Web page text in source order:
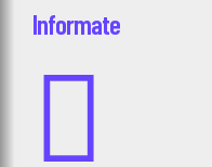
Informate